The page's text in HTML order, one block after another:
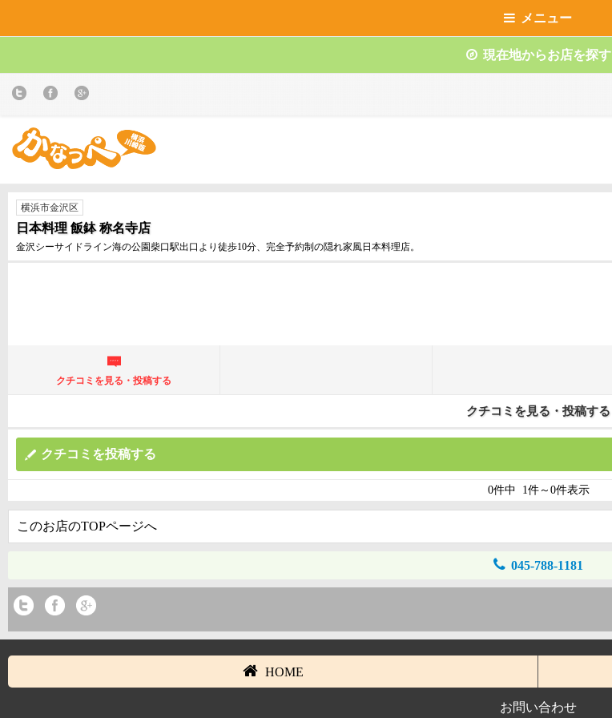
メニュー
現在地からお店を探す
横浜市金沢区
日本料理 飯鉢 称名寺店
金沢シーサイドライン海の公園柴口駅出口より徒歩10分、完全予約制の隠れ家風日本料理店。
クチコミを見る・投稿する
クチコミを見る・投稿する
クチコミを投稿する
0件中 1件～0件表示
このお店のTOPページへ
045-788-1181
HOME
お問い合わせ